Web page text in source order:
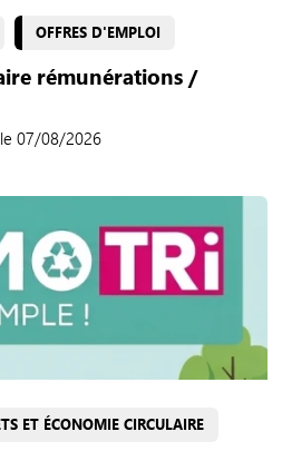
OFFRES D'EMPLOI
rémunérations /
07/08/2026
ET ÉCONOMIE CIRCULAIRE